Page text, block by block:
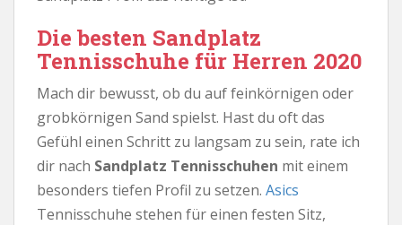
Die besten Sandplatz
Tennisschuhe für Herren 2020
Mach dir bewusst, ob du auf feinkörnigen oder
grobkörnigen Sand spielst. Hast du oft das
Gefühl einen Schritt zu langsam zu sein, rate ich
dir nach Sandplatz Tennisschuhen mit einem
besonders tiefen Profil zu setzen. Asics
Tennisschuhe stehen für einen festen Sitz,